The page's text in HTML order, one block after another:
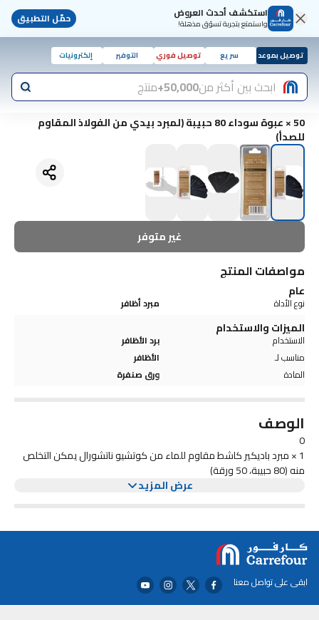
استكشف أحدث العروض
واستمتع بتجربة تسوّق مذهلة! حمّل التطبيق
توصيل بموعد سريع توصيل فوري التوفير إلكترونيات
ابحث بين أكثر من50,000+ منتج
50 × عبوة سوداء 80 حبيبة (لمبرد بيدي من الفولاذ المقاوم
للصدأ)
غير متوفر
مواصفات المنتج
عام
نوع الأداة مبرد أظافر
الميزات والاستخدام
الاستخدام
برد الأظافر
مناسب لـ
الأظافر
المادة
ورق صنفرة
الوصف
0
1 × مبرد باديكير كاشط مقاوم للماء من كوتشيو ناتشورال يمكن التخلص
منه (80 حبيبة، 50 ورقة)
عرض المزيد
ابقى على تواصل معنا